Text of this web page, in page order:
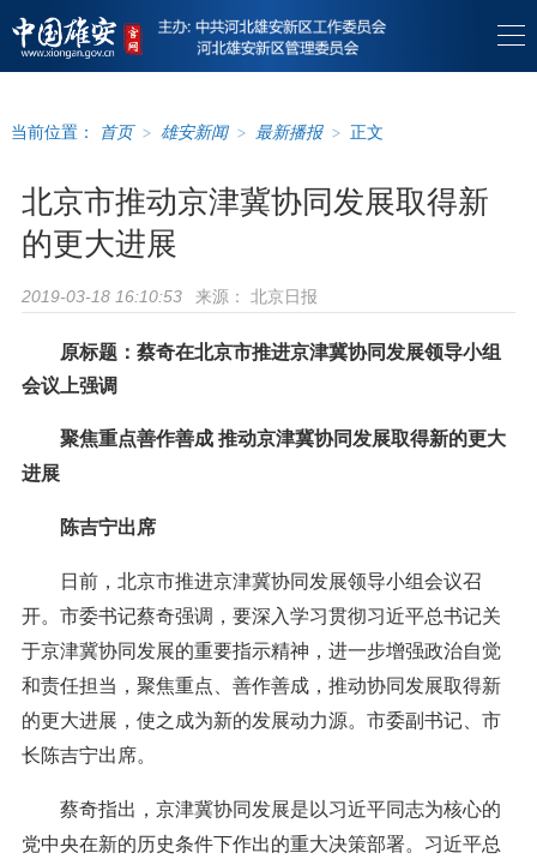
当前位置： 首页 > 雄安新闻 > 最新播报 > 正文
北京市推动京津冀协同发展取得新
的更大进展
2019-03-18 16:10:53 来源： 北京日报
原标题：蔡奇在北京市推进京津冀协同发展领导小组
会议上强调
聚焦重点善作善成 推动京津冀协同发展取得新的更大
进展
陈吉宁出席
日前，北京市推进京津冀协同发展领导小组会议召
开。市委书记蔡奇强调，要深入学习贯彻习近平总书记关
于京津冀协同发展的重要指示精神，进一步增强政治自觉
和责任担当，聚焦重点、善作善成，推动协同发展取得新
的更大进展，使之成为新的发展动力源。市委副书记、市
长陈吉宁出席。
蔡奇指出，京津冀协同发展是以习近平同志为核心的
党中央在新的历史条件下作出的重大决策部署。习近平总